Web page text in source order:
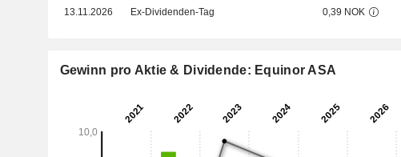
13.11.2026 Ex-Dividenden-Tag 0,39 NOK
Gewinn pro Aktie & Dividende: Equinor ASA